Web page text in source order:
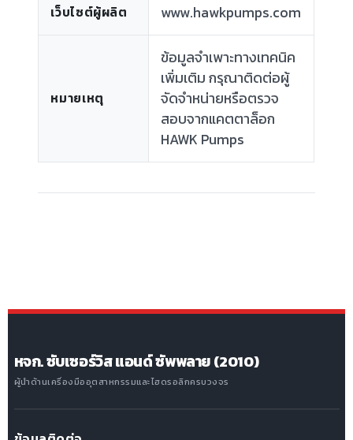
เว็บไซต์ผู้ผลิต www.hawkpumps.com
หมายเหตุ
ข้อมูลจำเพาะทางเทคนิค
เพิ่มเติม กรุณาติดต่อผู้
จัดจำหน่ายหรือตรวจ
สอบจากแคตตาล็อก
HAWK Pumps
หจก. ซับเซอร์วิส แอนด์ ซัพพลาย (2010)
ผู้นำด้านเครื่องมืออุตสาหกรรมและไฮดรอลิกครบวงจร